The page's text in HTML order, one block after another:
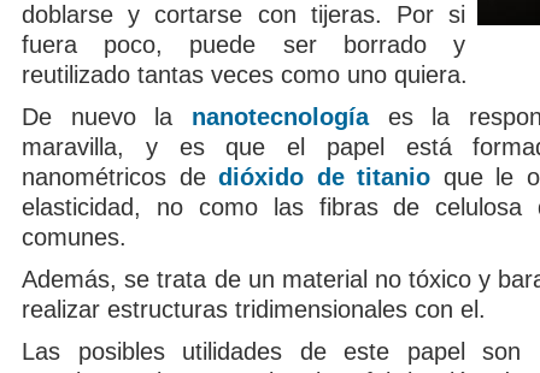
doblarse y cortarse con tijeras. Por si
fuera poco, puede ser borrado y
reutilizado tantas veces como uno quiera.
De nuevo la nanotecnologíaes la
maravilla, y es que el papel está
nanométricos dedióxido de titanio que le
elasticidad, no como las fibras de celulosa
comunes.
Además, se trata de un material no tóxico y
realizar estructuras tridimensionales con el.
Las posibles utilidades de este papel son